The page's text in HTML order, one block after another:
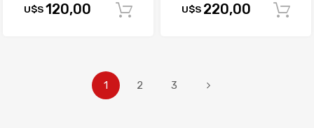
U$S120,00 Comprar
U$S 220,00
1 2 3